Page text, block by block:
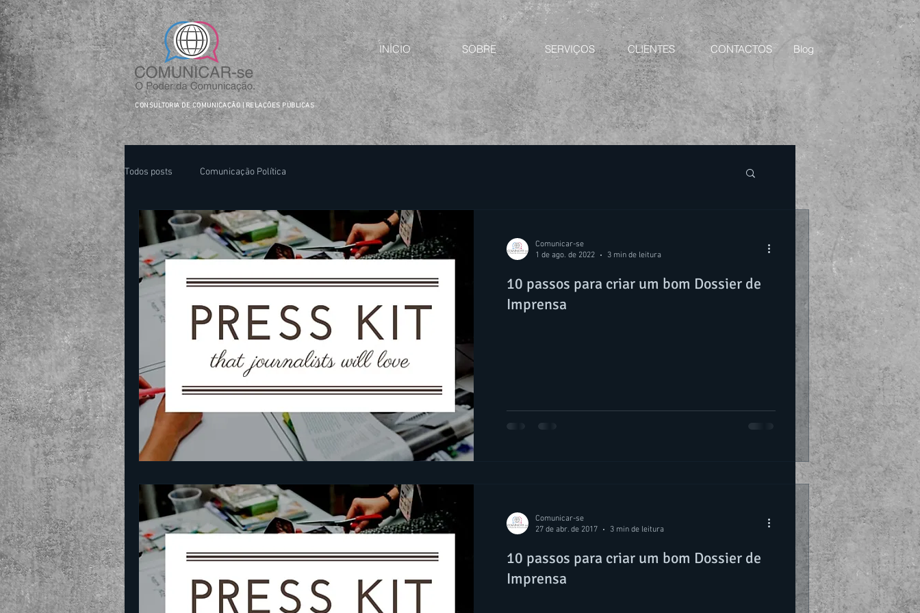
facebook-domain-verification=ftejo4usjwv5gbzssdxyfqeuqi2hxr
INÍCIO SOBRE SERVIÇOS CLIENTES CONTACTOS Blog
CONSULTORIA DE COMUNICAÇÃO | RELAÇÕES PÚBLICAS
Todos posts Comunicação Política
Comunicar-se
1 de ago. de 2022
3 min de leitura
10 passos para criar um bom Dossier de
Imprensa
Comunicar-se
27 de abr. de 2017
3 min de leitura
10 passos para criar um bom Dossier de
Imprensa